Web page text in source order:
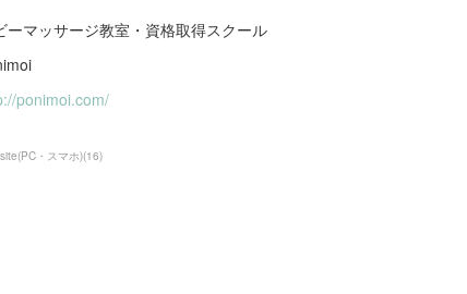
ーマッサージ教室・資格取得スクール
ponimoi.com/
・スマホ)(16)